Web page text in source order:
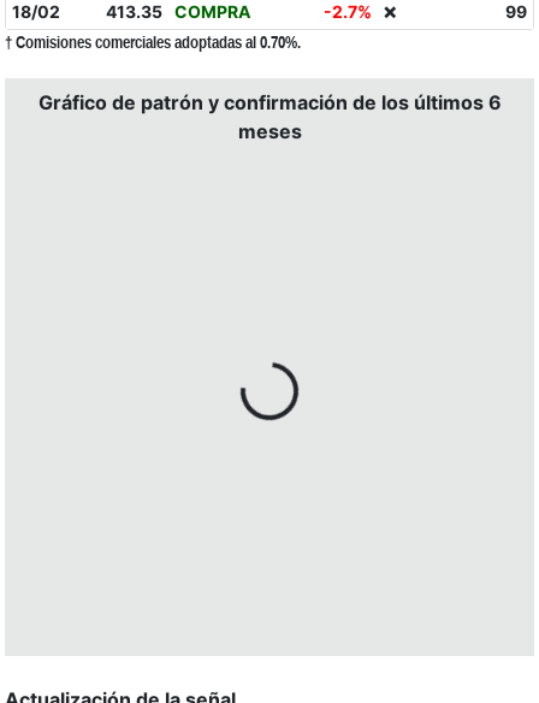
18/02
413.35 COMPRA -2.7% ❌ 99
† Comisiones comerciales adoptadas al 0.70%.
Gráfico de patrón y confirmación de los últimos 6
meses